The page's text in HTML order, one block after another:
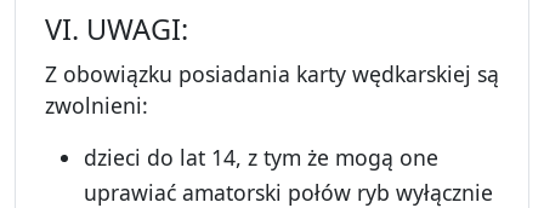
VI. UWAGI:
Z obowiązku posiadania karty wędkarskiej są
zwolnieni:
dzieci do lat 14, z tym że mogą one
uprawiać amatorski połów ryb wyłącznie